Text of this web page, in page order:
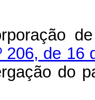
206, de 16
do